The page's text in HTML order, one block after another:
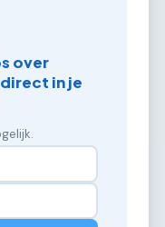
over
in je